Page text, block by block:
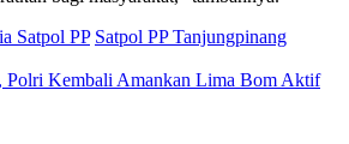
Satpol PP Satpol PP Tanjungpinang
Polri Kembali Amankan Lima Bom Aktif